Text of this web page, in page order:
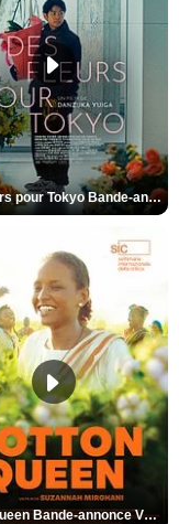
Des Fleurs pour Tokyo Bande-annonce VO STFR
Cotton Queen Bande-annonce VO STFR